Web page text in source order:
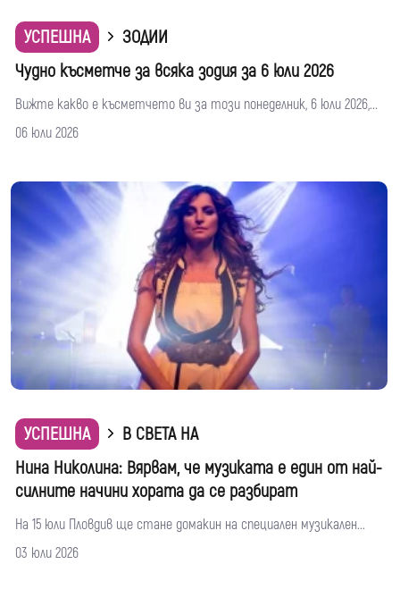
УСПЕШНА
ЗОДИИ
Чудно късметче за всяка зодия за 6 юли 2026
Вижте какво е късметчето ви за този понеделник, 6 юли 2026,...
06 юли 2026
УСПЕШНА
В СВЕТА НА
Нина Николина: Вярвам, че музиката е един от най-
силните начини хората да се разбират
На 15 юли Пловдив ще стане домакин на специален музикален...
03 юли 2026